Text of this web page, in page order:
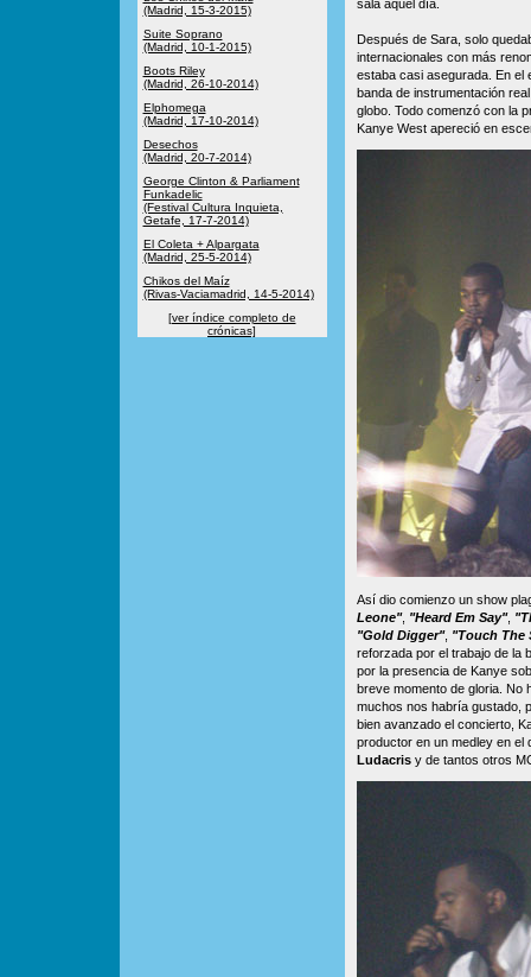
(Madrid, 15-3-2015)
Suite Soprano
(Madrid, 10-1-2015)
Boots Riley
(Madrid, 26-10-2014)
Elphomega
(Madrid, 17-10-2014)
Desechos
(Madrid, 20-7-2014)
George Clinton & Parliament
Funkadelic
(Festival Cultura Inquieta,
Getafe, 17-7-2014)
El Coleta + Alpargata
(Madrid, 25-5-2014)
Chikos del Maíz
(Rivas-Vaciamadrid, 14-5-2014)
[ver índice completo de
crónicas]
sala aquel día.
Después de Sara, solo
internacionales con más
estaba casi asegurada. En el
banda de instrumentación
globo. Todo comenzó con la
Kanye West apereció en
Así dio comienzo un show
Leone", "Heard Em Say",
"Gold Digger", "Touch The
reforzada por el trabajo de la
por la presencia de Kanye
breve momento de gloria. No
muchos nos habría gustado,
bien avanzado el concierto,
productor en un medley en el
Ludacrisy de tantos otros